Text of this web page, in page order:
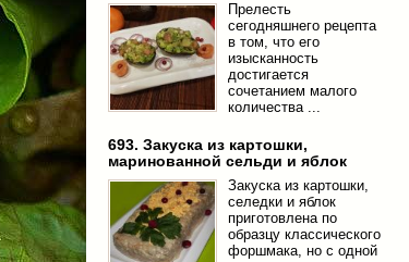
Прелесть
сегодняшнего рецепта
в том, что его
изысканность
достигается
сочетанием малого
количества ...
693. Закуска из картошки,
маринованной сельди и яблок
Закуска из картошки,
селедки и яблок
приготовлена по
образцу классического
форшмака, но с одной